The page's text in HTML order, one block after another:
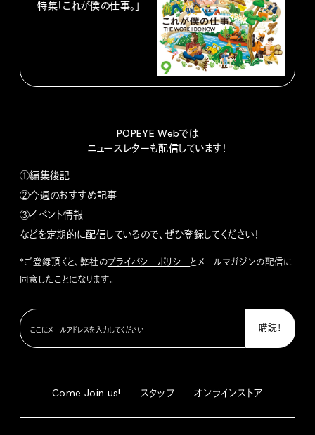
特集「これが僕の仕事。」
POPEYE Webでは
ニュースレターも配信しています！
①編集後記
②今週のおすすめ記事
③イベント情報
などを定期的に配信しているので、ぜひ登録してください！
*ご登録頂くと、弊社のプライバシーポリシーとメールマガジンの配信に
同意したことになります。
Come Join us! スタッフ オンラインストア